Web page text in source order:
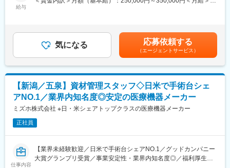
で手術台トップクラス・シェア
変更の範囲：会社の定める業務
■取引先や外注先への見積依頼、価格交渉、発注書作成、納期管
理、入庫処理
■外注先への部材持ち込みのための梱包、搬入作業と引き取り な
■五泉工場は主力製品である脳外科・整形外科関係製品を開発設
計・製造しています。
「脳動脈瘤クリップ」「整形外科インプラント」「鋼製器具」
「人工関節」等
■材料となる金属部材を仕入れて、機械や職人の手による加工によ
り、最終製品へ仕上げていく加工工場になります。
【所属組織の構成】
■工場全体：241名、部門全体：26名
■内今回募集ポジション：6名（正社員2名 パート4名）
給与
選考を通じて上下する可能性があります。・業績加算賞与の制度
があり、年収は平均的な加算賞与を含みます。・残業代別途支給
賃金はあくまでも目安の金額であり、選考を通じて上下する可能
性があります。月給(月額)は固定手当を含めた表記です。
気になる 応募依頼する
（エージェントサービス）
【新潟／五泉】資材管理スタッフ◇日米で手術台シェ
アNO.1／業界内知名度◎安定の医療機器メーカー
ミズホ株式会社 ※日・米シェアトップクラスの医療機器メーカー
正社員
仕事内容
【業界未経験歓迎／日米で手術台シェアNO.1／グッドカンパニー
大賞グランプリ受賞／事業安定性・業界内知名度◎／福利厚生充